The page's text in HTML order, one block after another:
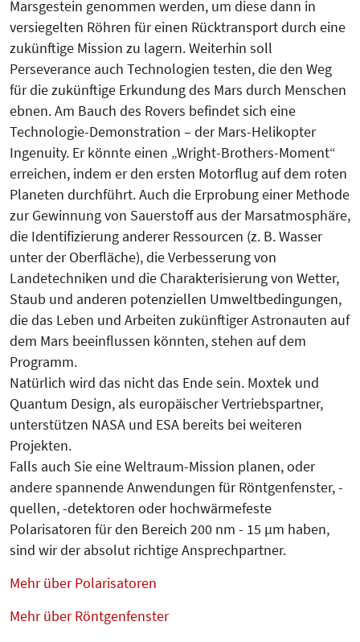
Marsgestein genommen werden, um diese dann in
versiegelten Röhren für einen Rücktransport durch eine
zukünftige Mission zu lagern. Weiterhin soll
Perseverance auch Technologien testen, die den Weg
für die zukünftige Erkundung des Mars durch Menschen
ebnen. Am Bauch des Rovers befindet sich eine
Technologie-Demonstration – der Mars-Helikopter
Ingenuity. Er könnte einen „Wright-Brothers-Moment“
erreichen, indem er den ersten Motorflug auf dem roten
Planeten durchführt. Auch die Erprobung einer Methode
zur Gewinnung von Sauerstoff aus der Marsatmosphäre,
die Identifizierung anderer Ressourcen (z. B. Wasser
unter der Oberfläche), die Verbesserung von
Landetechniken und die Charakterisierung von Wetter,
Staub und anderen potenziellen Umweltbedingungen,
die das Leben und Arbeiten zukünftiger Astronauten auf
dem Mars beeinflussen könnten, stehen auf dem
Programm.
Natürlich wird das nicht das Ende sein. Moxtek und
Quantum Design, als europäischer Vertriebspartner,
unterstützen NASA und ESA bereits bei weiteren
Projekten.
Falls auch Sie eine Weltraum-Mission planen, oder
andere spannende Anwendungen für Röntgenfenster, -
quellen, -detektoren oder hochwärmefeste
Polarisatoren für den Bereich 200 nm - 15 µm haben,
sind wir der absolut richtige Ansprechpartner.
Mehr über Polarisatoren
Mehr über Röntgenfenster